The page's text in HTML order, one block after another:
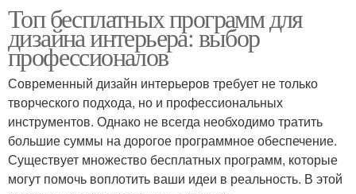
Топ бесплатных программ для
дизайна интерьера: выбор
профессионалов
Современный дизайн интерьеров требует не только
творческого подхода, но и профессиональных
инструментов. Однако не всегда необходимо тратить
большие суммы на дорогое программное обеспечение.
Существует множество бесплатных программ, которые
могут помочь воплотить ваши идеи в реальность. В этой